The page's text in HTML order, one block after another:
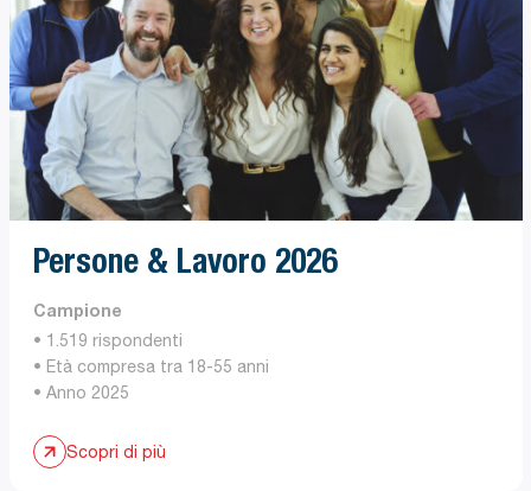
Persone & Lavoro 2026
Campione
• 1.519 rispondenti
• Età compresa tra 18-55 anni
• Anno 2025
Scopri di più